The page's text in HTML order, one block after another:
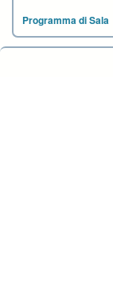
Programma di Sala